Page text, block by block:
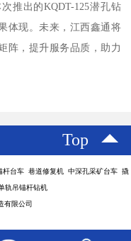
推出的KQDT-125潜孔钻
体现。未来，江西鑫通将
阵，提升服务品质，助力
Top
台车 巷道修复机 中深孔采矿台车 撬
轨吊锚杆钻机
有限公司